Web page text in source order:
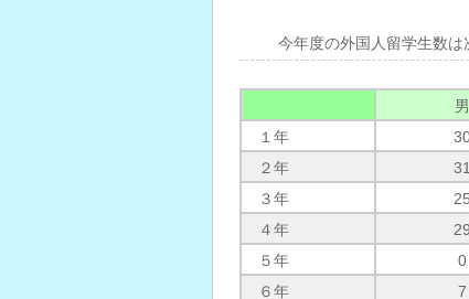
今年度の外国人留学生数は
男
１年
２年
31
３年
25
４年
29
５年
0
６年
7